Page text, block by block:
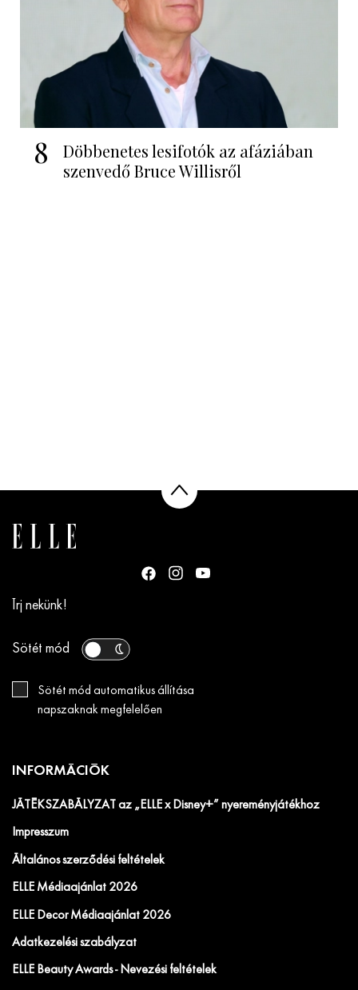
8
Döbbenetes lesifotók az afáziában
szenvedő Bruce Willisről
Írj nekünk!
Sötét mód
Sötét mód automatikus állítása
napszaknak megfelelően
INFORMÁCIÓK
JÁTÉKSZABÁLYZAT az „ELLE x Disney+” nyereményjátékhoz
Impresszum
Általános szerződési feltételek
ELLE Médiaajánlat 2026
ELLE Decor Médiaajánlat 2026
Adatkezelési szabályzat
ELLE Beauty Awards - Nevezési feltételek